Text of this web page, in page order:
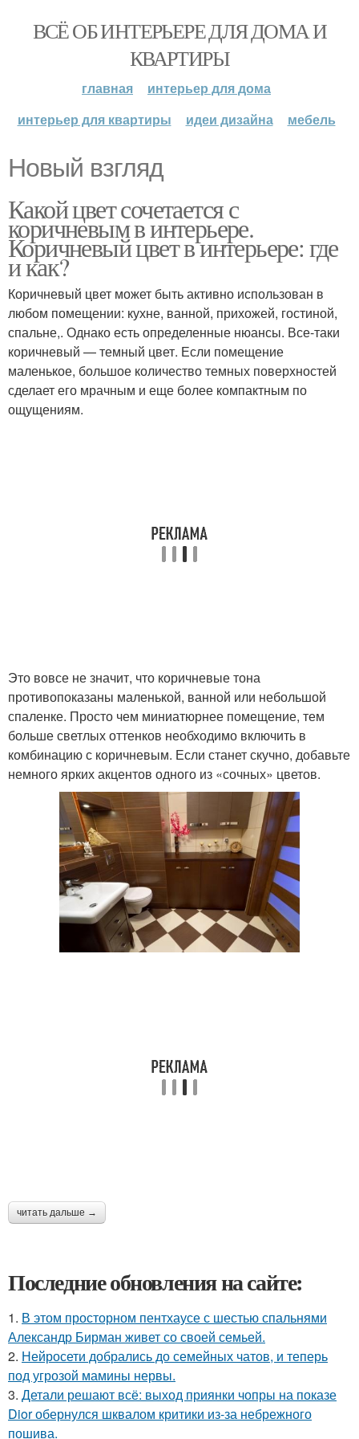
ВСЁ ОБ ИНТЕРЬЕРЕ ДЛЯ ДОМА И
КВАРТИРЫ
главная
интерьер для дома
интерьер для квартиры
идеи дизайна мебель
Новый взгляд
Какой цвет сочетается с
коричневым в интерьере.
Коричневый цвет в интерьере: где
и как?
Коричневый цвет может быть активно использован в
любом помещении: кухне, ванной, прихожей, гостиной,
спальне,. Однако есть определенные нюансы. Все-таки
коричневый — темный цвет. Если помещение
маленькое, большое количество темных поверхностей
сделает его мрачным и еще более компактным по
ощущениям.
Это вовсе не значит, что коричневые тона
противопоказаны маленькой, ванной или небольшой
спаленке. Просто чем миниатюрнее помещение, тем
больше светлых оттенков необходимо включить в
комбинацию с коричневым. Если станет скучно, добавьте
немного ярких акцентов одного из «сочных» цветов.
читать дальше →
Последние обновления на сайте:
1. В этом просторном пентхаусе с шестью спальнями
Александр Бирман живет со своей семьей.
2. Нейросети добрались до семейных чатов, и теперь
под угрозой мамины нервы.
3. Детали решают всё: выход приянки чопры на показе
Dior обернулся шквалом критики из-за небрежного
пошива.